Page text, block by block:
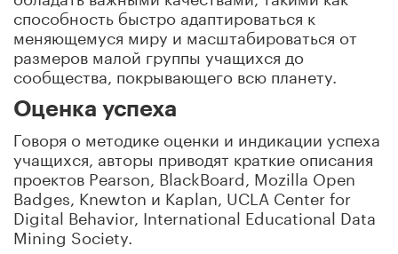
способность быстро адаптироваться к
меняющемуся миру и масштабироваться от
размеров малой группы учащихся до
сообщества, покрывающего всю планету.
Оценка успеха
Говоря о методике оценки и индикации успеха
учащихся, авторы приводят краткие описания
проектов Pearson, BlackBoard, Mozilla Open
Badges, Knewton и Kaplan, UCLA Center for
Digital Behavior, International Educational Data
Mining Society.